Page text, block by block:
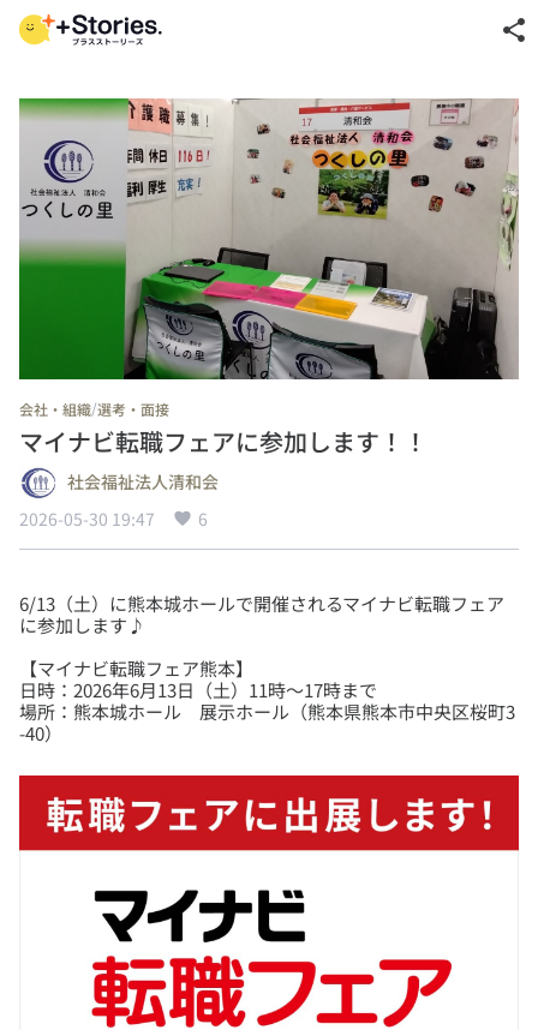
share
会社・組織/選考・面接
マイナビ転職フェアに参加します！！
社会福祉法人清和会
2026-05-30 19:47
6
6/13（土）に熊本城ホールで開催されるマイナビ転職フェア
【マイナビ転職フェア熊本】
日時：2026年6月13日（土）11時～17時まで
場所：熊本城ホール 展示ホール（熊本県熊本市中央区桜町3